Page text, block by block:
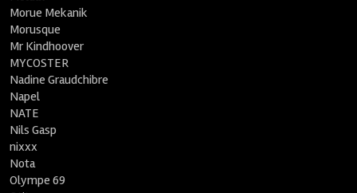
Morue Mekanik
Morusque
Mr Kindhoover
MYCOSTER
Nadine Graudchibre
Napel
NATE
Nils Gasp
nixxx
Nota
Olympe 69